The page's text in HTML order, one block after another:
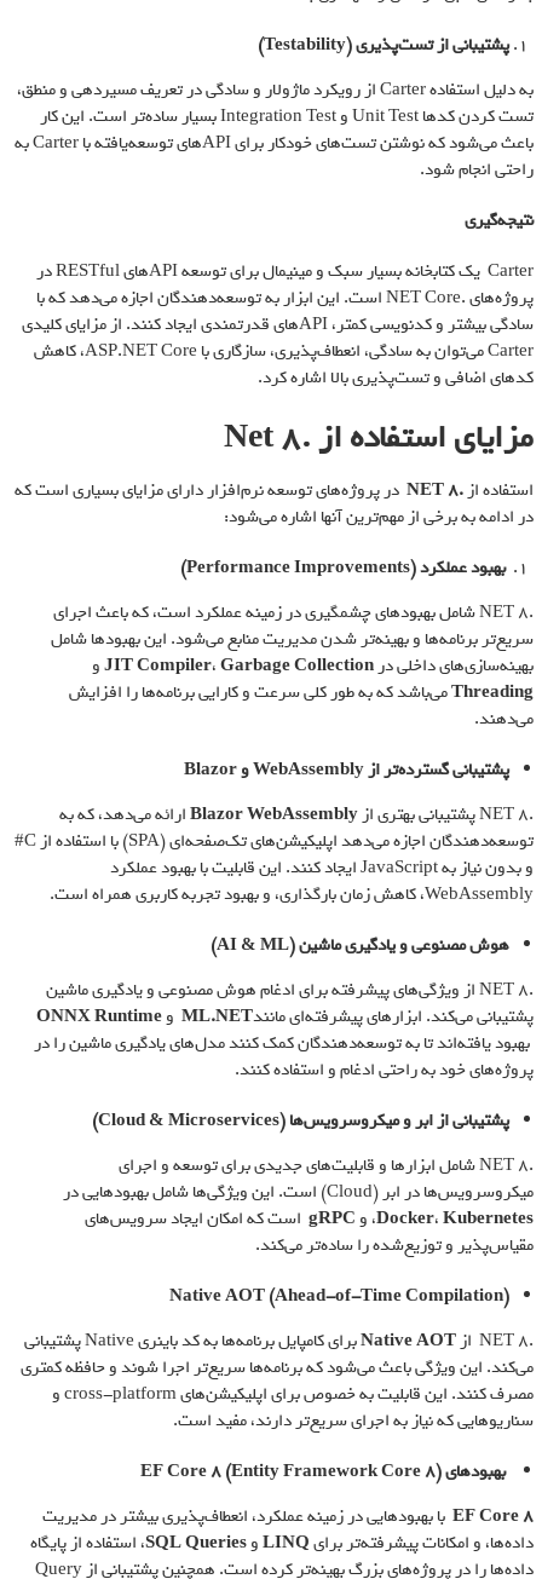
پشتیبانی از تست‌پذیری(Testability)
به دلیل استفاده Carter از رویکرد ماژولار و سادگی در تعریف مسیردهی و منطق،
تست کردن کدها Unit Test و Integration Test بسیار ساده‌تر است. این کار
باعث می‌شود که نوشتن تست‌های خودکار برای APIهای توسعه‌یافته با Carter به
راحتی انجام شود.
نتیجه‌گیری
Carter یک کتابخانه بسیار سبک و مینیمال برای توسعه APIهای RESTful در
پروژه‌های .NET Core است. این ابزار به توسعه‌دهندگان اجازه می‌دهد که با
سادگی بیشتر و کدنویسی کمتر، APIهای قدرتمندی ایجاد کنند. از مزایای کلیدی
Carter می‌توان به سادگی، انعطاف‌پذیری، سازگاری با ASP.NET Core، کاهش
کدهای اضافی و تست‌پذیری بالا اشاره کرد.
مزایای استفاده از .Net 8
استفاده از.NET 8
در پروژه‌های توسعه نرم‌افزار دارای مزایای بسیاری است که
در ادامه به برخی از مهم‌ترین آنها اشاره می‌شود:
بهبود عملکرد(Performance Improvements)
.NET 8 شامل بهبودهای چشمگیری در زمینه عملکرد است، که باعث اجرای
سریع‌تر برنامه‌ها و بهینه‌تر شدن مدیریت منابع می‌شود. این بهبودها شامل
بهینه‌سازی‌های داخلی در
JIT Compiler،Garbage Collection
و
Threadingمی‌باشد که به طور کلی سرعت و کارایی برنامه‌ها را افزایش
می‌دهند.
پشتیبانی گسترده‌تر ازWebAssemblyوBlazor
.NET 8 پشتیبانی بهتری از
Blazor WebAssemblyارائه می‌دهد، که به
توسعه‌دهندگان اجازه می‌دهد اپلیکیشن‌های تک‌صفحه‌ای (SPA) با استفاده از C#
و بدون نیاز به JavaScript ایجاد کنند. این قابلیت با بهبود عملکرد
WebAssembly، کاهش زمان بارگذاری، و بهبود تجربه کاربری همراه است.
هوش مصنوعی و یادگیری ماشین(AI & ML)
.NET 8 از ویژگی‌های پیشرفته برای ادغام هوش مصنوعی و یادگیری ماشین
پشتیبانی می‌کند. ابزارهای پیشرفته‌ای مانندML.NET وONNX Runtime
بهبود یافته‌اند تا به توسعه‌دهندگان کمک کنند مدل‌های یادگیری ماشین را در
پروژه‌های خود به راحتی ادغام و استفاده کنند.
پشتیبانی از ابر و میکروسرویس‌ها(Cloud & Microservices)
.NET 8 شامل ابزارها و قابلیت‌های جدیدی برای توسعه و اجرای
میکروسرویس‌ها در ابر (Cloud) است. این ویژگی‌ها شامل بهبودهایی در
Docker،Kubernetes ، وgRPCاست که امکان ایجاد سرویس‌های
مقیاس‌پذیر و توزیع‌شده را ساده‌تر می‌کند.
Native AOT (Ahead-of-Time Compilation)
.NET 8 از
Native AOT
برای کامپایل برنامه‌ها به کد باینری Native پشتیبانی
می‌کند. این ویژگی باعث می‌شود که برنامه‌ها سریع‌تر اجرا شوند و حافظه کمتری
مصرف کنند. این قابلیت به خصوص برای اپلیکیشن‌های cross-platform و
سناریوهایی که نیاز به اجرای سریع‌تر دارند، مفید است.
بهبودهایEF Core 8 (Entity Framework Core 8)
EF Core 8با بهبودهایی در زمینه عملکرد، انعطاف‌پذیری بیشتر در مدیریت
داده‌ها، و امکانات پیشرفته‌تر برایLINQوSQL Queries، استفاده از پایگاه
داده‌ها را در پروژه‌های بزرگ بهینه‌تر کرده است. همچنین پشتیبانی از Query